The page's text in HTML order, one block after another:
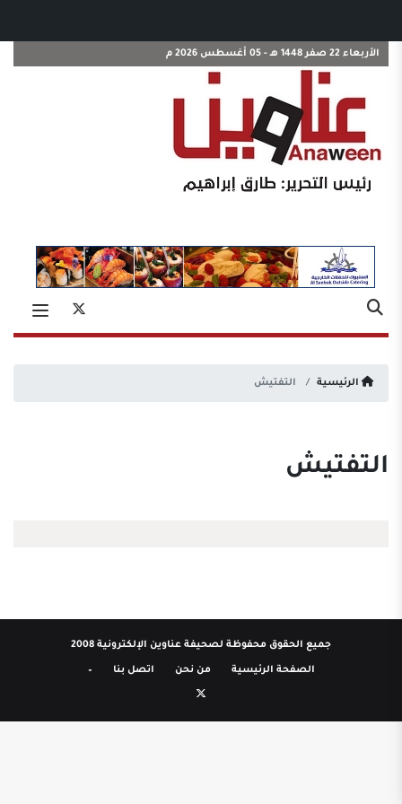
الأربعاء 22 صفر 1448 هـ - 05 أغسطس 2026 م
الرئيسية التفتيش
التفتيش
جميع الحقوق محفوظة لصحيفة عناوين الإلكترونية 2008
الصفحة الرئيسية من نحن اتصل بنا –